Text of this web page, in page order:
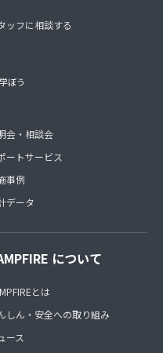
ッフに相談する
ぼう
会・相談会
ートサービス
事例
データ
について
とは
しん・安全への取り組み
ース